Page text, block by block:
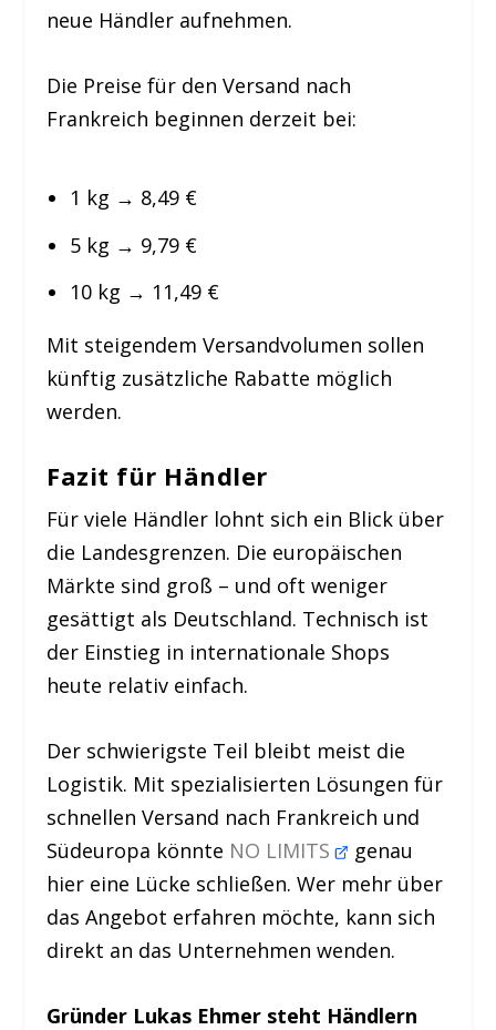
neue Händler aufnehmen.
Die Preise für den Versand nach
Frankreich beginnen derzeit bei:
1 kg → 8,49 €
5 kg → 9,79 €
10 kg → 11,49 €
Mit steigendem Versandvolumen sollen
künftig zusätzliche Rabatte möglich
werden.
Fazit für Händler
Für viele Händler lohnt sich ein Blick über
die Landesgrenzen. Die europäischen
Märkte sind groß – und oft weniger
gesättigt als Deutschland. Technisch ist
der Einstieg in internationale Shops
heute relativ einfach.
Der schwierigste Teil bleibt meist die
Logistik. Mit spezialisierten Lösungen für
schnellen Versand nach Frankreich und
Südeuropa könnte NO LIMITS
genau
hier eine Lücke schließen. Wer mehr über
das Angebot erfahren möchte, kann sich
direkt an das Unternehmen wenden.
Gründer Lukas Ehmer steht Händlern